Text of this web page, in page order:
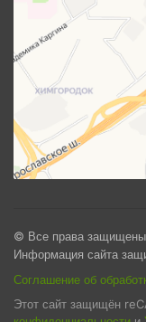
© Все права
Информация сайта
Соглашение об
Этот сайт защищён